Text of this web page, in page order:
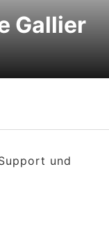
Gallier
und